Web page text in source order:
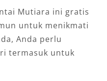
Mutiara ini gratis
untuk menikmati
Anda perlu
termasuk untuk